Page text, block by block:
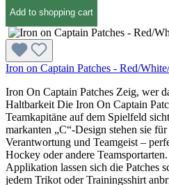
Add to shopping cart
Iron on Captain Patches - Red/
Iron On Captain Patches Zeig, wer
Haltbarkeit Die Iron On Captain
Teamkapitäne auf dem Spielfeld
markanten „C“-Design stehen sie
Verantwortung und Teamgeist –
Hockey oder andere
Applikation lassen sich die Patches
jedem Trikot oder Trainingsshirt